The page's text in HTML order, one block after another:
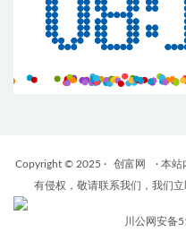
Copyright © 2025 · 创富网
· 本
有侵权，敬请联系我们，我们立
川公网安备